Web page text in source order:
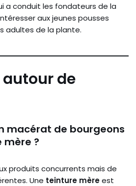
a conduit les fondateurs de la
aux jeunes pousses
adultes de la plante.
de
macérat de bourgeons
mère ?
produits concurrents mais de
Une teinture mèreest